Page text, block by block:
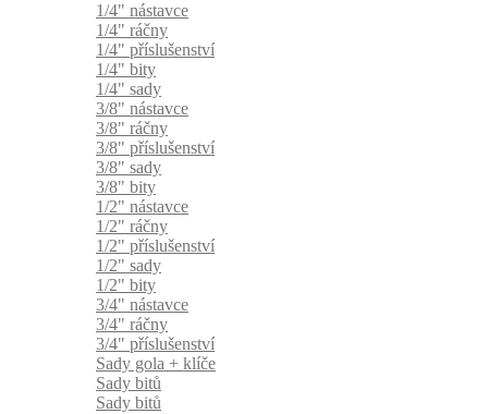
1/4" nástavce
1/4" ráčny
1/4" příslušenství
1/4" bity
1/4" sady
3/8" nástavce
3/8" ráčny
3/8" příslušenství
3/8" sady
3/8" bity
1/2" nástavce
1/2" ráčny
1/2" příslušenství
1/2" sady
1/2" bity
3/4" nástavce
3/4" ráčny
3/4" příslušenství
Sady gola + klíče
Sady bitů
Sady bitů